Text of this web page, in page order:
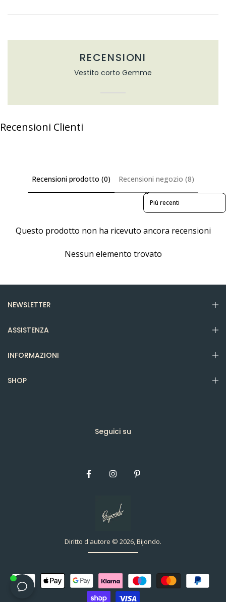
RECENSIONI
Vestito corto Gemme
Recensioni Clienti
Recensioni prodotto (0) Recensioni negozio (8)
Sort reviews by
Questo prodotto non ha ricevuto ancora recensioni
Nessun elemento trovato
NEWSLETTER
ASSISTENZA
INFORMAZIONI
SHOP
Seguici su
Diritto d'autore © 2026, Bijondo.